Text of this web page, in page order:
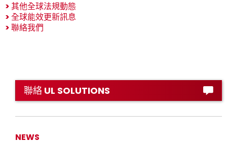
>其他全球法規動態
>全球能效更新訊息
>聯絡我們
聯絡 UL SOLUTIONS
NEWS